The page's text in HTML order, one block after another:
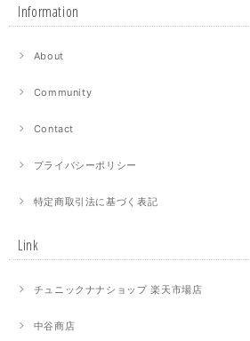
Information
About
Community
Contact
プライバシーポリシー
特定商取引法に基づく表記
Link
チュニックナナショップ 楽天市場店
中谷商店